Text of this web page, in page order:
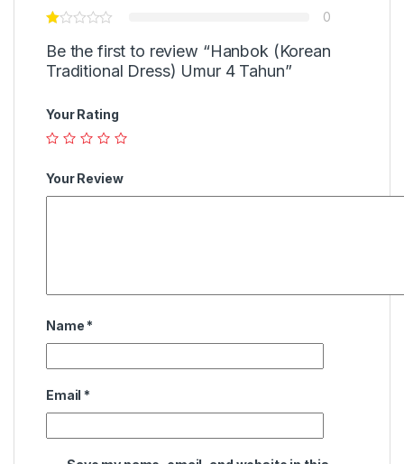
0
Be the first to review “Hanbok (Korean
Traditional Dress) Umur 4 Tahun”
Your Rating
Your Review
Name *
Email *